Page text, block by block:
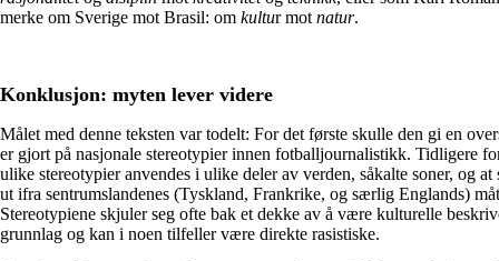
merke om Sverige mot Brasil: om kultur mot natur.
Konklusjon: myten lever videre
Målet med denne teksten var todelt: For det første skulle den gi en
er gjort på nasjonale stereotypier innen fotballjournalistikk. Tidligere
ulike stereotypier anvendes i ulike deler av verden, såkalte soner, og
ut ifra sentrumslandenes (Tyskland, Frankrike, og særlig Englands)
Stereotypiene skjuler seg ofte bak et dekke av å være kulturelle
grunnlag og kan i noen tilfeller være direkte rasistiske.